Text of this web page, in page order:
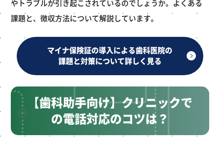
やトラブルが引き起こされているのでしょうか。よくある
課題と、徴収方法について解説しています。
マイナ保険証の導入による歯科医院の
課題と対策について詳しく見る
【歯科助手向け】クリニックで
の電話対応のコツは？